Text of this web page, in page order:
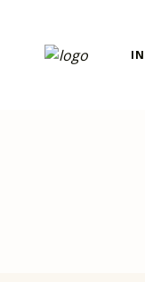
AYUNTAMIENTO DE POLANCO